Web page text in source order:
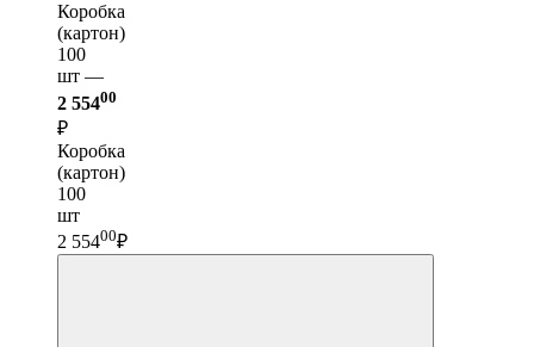
Коробка
(картон)
100
шт —
2 55400
₽
Коробка
(картон)
100
шт
2 55400₽